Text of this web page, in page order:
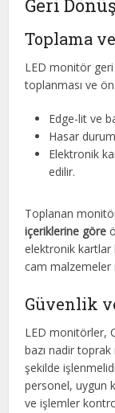
Geri
Toplama
LED monitör
toplanması ve ön
Edge-lit ve
Hasar
Elektronik
edilir.
Toplanan
içeriklerine göre
elektronik kartlar
cam malzemeler
Güvenlik
LED monitörler,
bazı nadir
şekilde
personel, uygun
ve işlemler